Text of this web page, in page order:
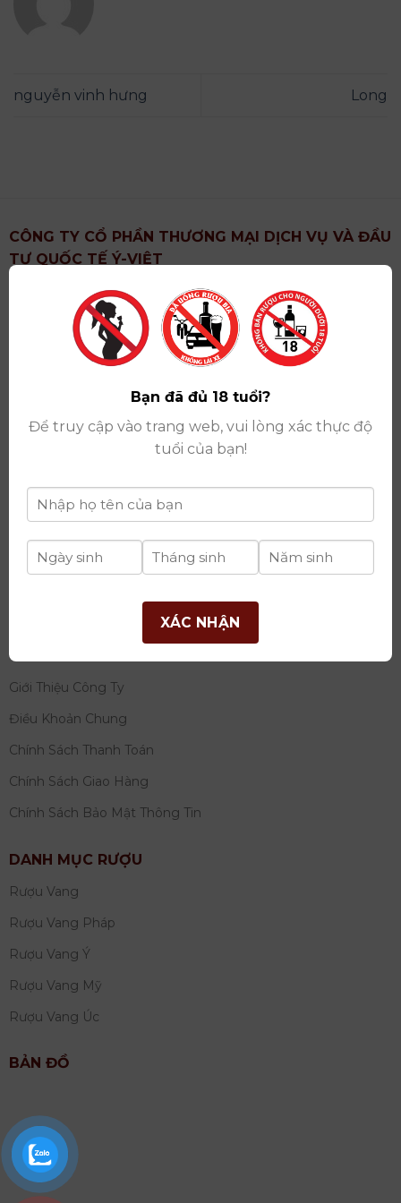
nguyễn vinh hưng Long
CÔNG TY CỔ PHẦN THƯƠNG MẠI DỊCH VỤ VÀ ĐẦU
TƯ QUỐC TẾ Ý-VIỆT
: Khu 6, Xã Hoài Đức, Thành Phố Hà Nội
Showroom: Số 09 Phố Liễu Giai, Phường Ngọc Hà,
Thành Phố Hà Nội
Giấy ĐKKD số: 0102751615 do Sở Tài Chính Thành
Phố Hà Nội cấp lần đầu ngày 07/05/2008,đăng ký
thay đổi lần thứ 17 ngày 06/08/2025
Giấy phép Phân Phối Rượu số : 529/GP-BCT do Bộ
Công Thương cấp ngày 14/11/2022
Ngân hàng:Ngân hàng TMCP Đầu tư và phát triển
Việt Nam (BIDV)
tư quốc tế Ý-Việt
Tây Hồ, TP Hà Nội
THÔNG TIN
Giới Thiệu Công Ty
Điều Khoản Chung
Chính Sách Thanh Toán
Chính Sách Giao Hàng
Chính Sách Bảo Mật Thông Tin
DANH MỤC RƯỢU
Rượu Vang
Rượu Vang Pháp
Rượu Vang Ý
Rượu Vang Mỹ
Rượu Vang Úc
BẢN ĐỒ
Bạn đã đủ 18 tuổi?
Để truy cập vào trang web, vui lòng xác thực độ
tuổi của bạn!
XÁC NHẬN